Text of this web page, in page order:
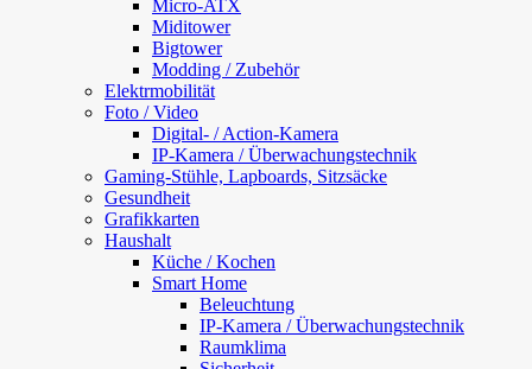
Micro-ATX
Miditower
Bigtower
Modding / Zubehör
Elektrmobilität
Foto / Video
Digital- / Action-Kamera
IP-Kamera / Überwachungstechnik
Gaming-Stühle, Lapboards, Sitzsäcke
Gesundheit
Grafikkarten
Haushalt
Küche / Kochen
Smart Home
Beleuchtung
IP-Kamera / Überwachungstechnik
Raumklima